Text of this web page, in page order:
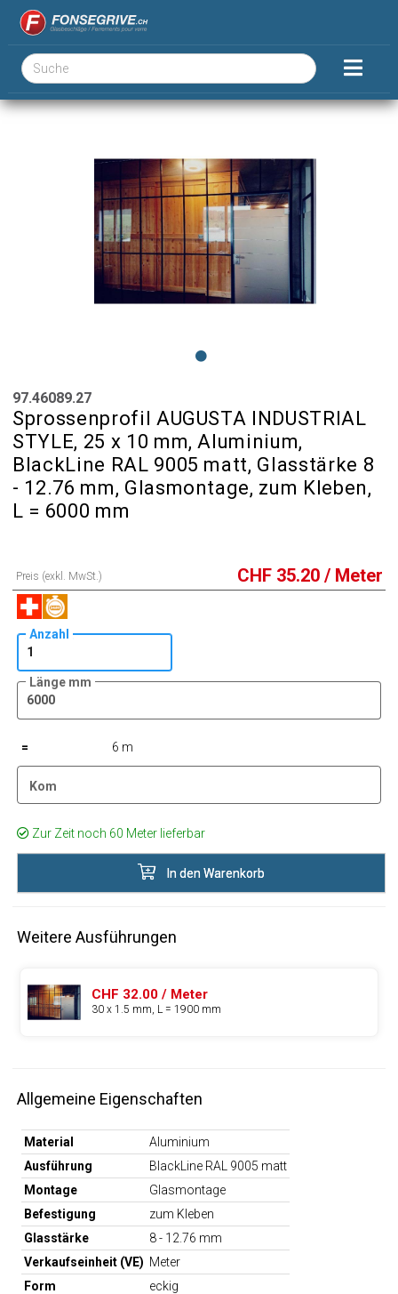
97.46089.27
Sprossenprofil AUGUSTA INDUSTRIAL
STYLE, 25 x 10 mm, Aluminium,
BlackLine RAL 9005 matt, Glasstärke 8
- 12.76 mm, Glasmontage, zum Kleben,
L = 6000 mm
Preis (exkl. MwSt.) CHF 35.20 / Meter
Anzahl
Länge mm
= 6 m
Kom
Zur Zeit noch 60 Meter lieferbar
In den Warenkorb
Weitere Ausführungen
CHF 32.00 / Meter
30 x 1.5 mm, L = 1900 mm
Allgemeine Eigenschaften
Material
Aluminium
Ausführung
BlackLine RAL 9005 matt
Montage
Glasmontage
Befestigung
zum Kleben
Glasstärke
8 - 12.76 mm
Verkaufseinheit (VE) Meter
Form
eckig